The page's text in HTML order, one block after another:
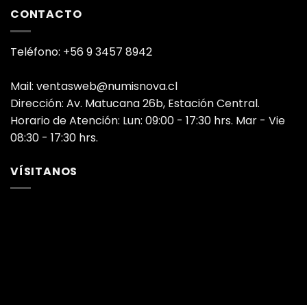
CONTACTO
Teléfono: +56 9 3457 8942
Mail: ventasweb@numisnova.cl
Dirección: Av. Matucana 26b, Estación Central.
Horario de Atención: Lun: 09:00 - 17:30 hrs. Mar - Vie
08:30 - 17:30 hrs.
VÍSITANOS